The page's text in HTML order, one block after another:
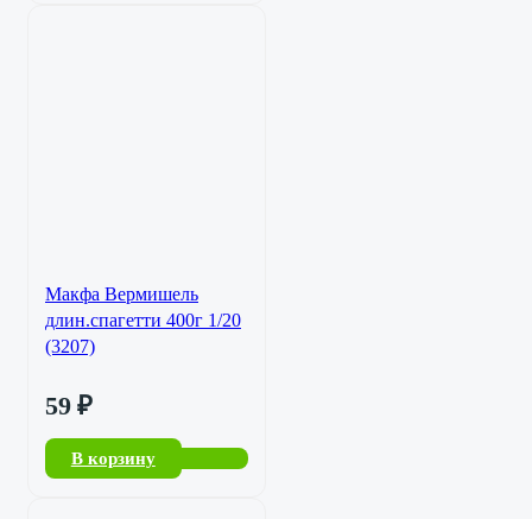
Макфа Вермишель
длин.спагетти 400г 1/20
(3207)
59 ₽
В корзину